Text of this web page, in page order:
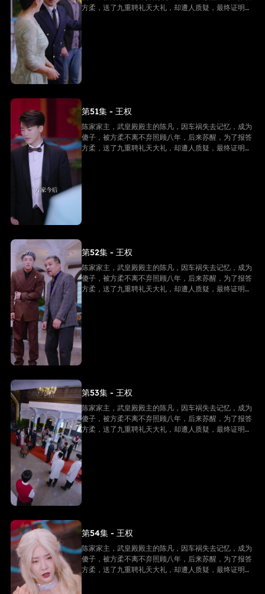
方柔，送了九重聘礼天大礼，却遭人质疑，最终证明他
第51集 - 王权
陈家家主，武皇殿殿主的陈凡，因车祸失去记忆，成为
傻子，被方柔不离不弃照顾八年，后来苏醒，为了报答
方柔，送了九重聘礼天大礼，却遭人质疑，最终证明他
是陈家家主，并且还是武皇殿武皇，最终跟方柔有情人
终成眷属。
第52集 - 王权
陈家家主，武皇殿殿主的陈凡，因车祸失去记忆，成为
傻子，被方柔不离不弃照顾八年，后来苏醒，为了报答
方柔，送了九重聘礼天大礼，却遭人质疑，最终证明他
是陈家家主，并且还是武皇殿武皇，最终跟方柔有情人
终成眷属。
第53集 - 王权
陈家家主，武皇殿殿主的陈凡，因车祸失去记忆，成为
傻子，被方柔不离不弃照顾八年，后来苏醒，为了报答
方柔，送了九重聘礼天大礼，却遭人质疑，最终证明他
是陈家家主，并且还是武皇殿武皇，最终跟方柔有情人
终成眷属。
第54集 - 王权
陈家家主，武皇殿殿主的陈凡，因车祸失去记忆，成为
傻子，被方柔不离不弃照顾八年，后来苏醒，为了报答
方柔，送了九重聘礼天大礼，却遭人质疑，最终证明他
是陈家家主，并且还是武皇殿武皇，最终跟方柔有情人